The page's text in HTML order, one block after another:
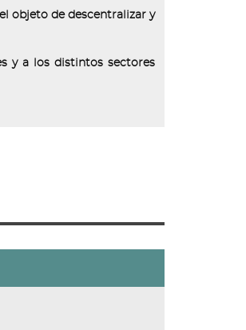
objeto de descentralizar y
y a los distintos sectores